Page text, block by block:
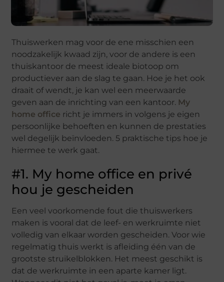
Thuiswerken mag voor de ene misschien een
noodzakelijk kwaad zijn, voor de andere is een
thuiskantoor de meest ideale biotoop om
productiever aan de slag te gaan. Hoe je het ook
draait of wendt, je kan wel een meerwaarde
geven aan de inrichting van een kantoor. My
home office richt je immers in volgens je eigen
persoonlijke behoeften en kunnen de prestaties
wel degelijk beïnvloeden. 5 praktische tips hoe je
hiermee te werk gaat.
#1. My home office en privé
hou je gescheiden
Een veel voorkomende fout die thuiswerkers
maken is vooral dat de leef- en werkruimte niet
volledig van elkaar worden gescheiden. Voor wie
regelmatig thuis werkt is afleiding één van de
grootste struikelblokken. Het meest geschikt is
dat de werkruimte in een aparte kamer ligt.